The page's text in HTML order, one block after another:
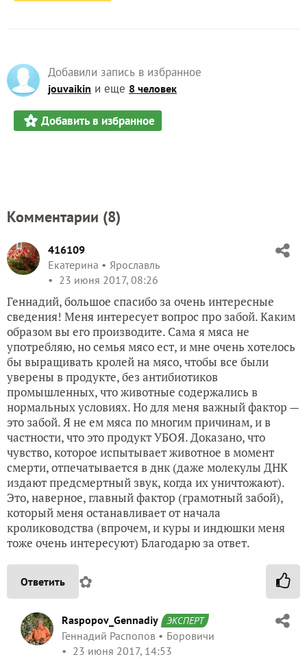
Добавили запись в избранное
jouvaikin и еще 8 человек
Добавить в избранное
Комментарии (8)
416109
Екатерина
Ярославль
23 июня 2017, 08:26
Геннадий, большое спасибо за очень интересные
сведения! Меня интересует вопрос про забой. Каким
образом вы его производите. Сама я мяса не
употребляю, но семья мясо ест, и мне очень хотелось
бы выращивать кролей на мясо, чтобы все были
уверены в продукте, без антибиотиков
промышленных, что животные содержались в
нормальных условиях. Но для меня важный фактор —
это забой. Я не ем мяса по многим причинам, и в
частности, что это продукт УБОЯ. Доказано, что
чувство, которое испытывает животное в момент
смерти, отпечатывается в днк (даже молекулы ДНК
издают предсмертный звук, когда их уничтожают).
Это, наверное, главный фактор (грамотный забой),
который меня останавливает от начала
кролиководства (впрочем, и куры и индюшки меня
тоже очень интересуют) Благодарю за ответ.
Ответить ✿
Raspopov_Gennadiy ЭКСПЕРТ
Геннадий Распопов
Боровичи
23 июня 2017, 14:53